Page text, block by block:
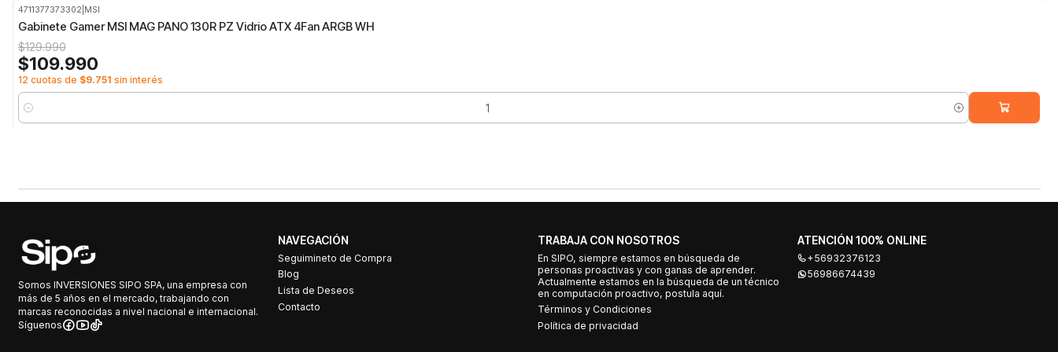
4711377373302 MSI
Gabinete Gamer MSI MAG PANO 130R PZ Vidrio ATX 4Fan ARGB WH
$129.990
$109.990
12 cuotas de $9.751 sin interés
Cantidad
Somos INVERSIONES SIPO SPA, una empresa con
más de 5 años en el mercado, trabajando con
marcas reconocidas a nivel nacional e internacional.
Síguenos
NAVEGACIÓN
Seguimineto de Compra
Blog
Lista de Deseos
Contacto
TRABAJA CON NOSOTROS
En SIPO, siempre estamos en búsqueda de
personas proactivas y con ganas de aprender.
Actualmente estamos en la búsqueda de un técnico
en computación proactivo, postula aquí.
Términos y Condiciones
Política de privacidad
ATENCIÓN 100% ONLINE
+56932376123
56986674439